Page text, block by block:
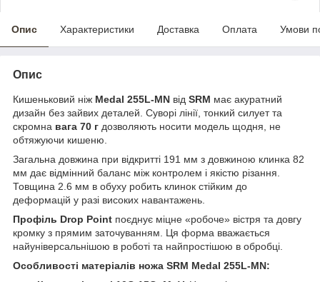
Опис Характеристики Доставка Оплата Умови
Опис
Кишеньковий ніж Medal 255L-MN від SRM має акуратний
дизайн без зайвих деталей. Суворі лінії, тонкий силует та
скромна вага 70 г дозволяють носити модель щодня, не
обтяжуючи кишеню.
Загальна довжина при відкритті 191 мм з довжиною клинка 82
мм дає відмінний баланс між контролем і якістю різання.
Товщина 2.6 мм в обуху робить клинок стійким до
деформацій у разі високих навантажень.
Профіль Drop Point поєднує міцне «робоче» вістря та довгу
кромку з прямим заточуванням. Ця форма вважається
найуніверсальнішою в роботі та найпростішою в обробці.
Особливості матеріалів ножа SRM Medal 255L-MN: